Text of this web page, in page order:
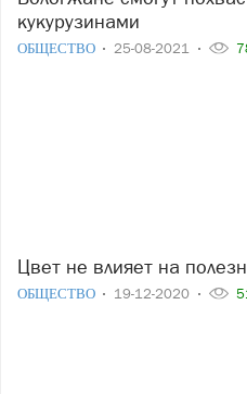
кукурузинами
ОБЩЕСТВО 25-08-2021
Цвет не влияет на
ОБЩЕСТВО 19-12-2020